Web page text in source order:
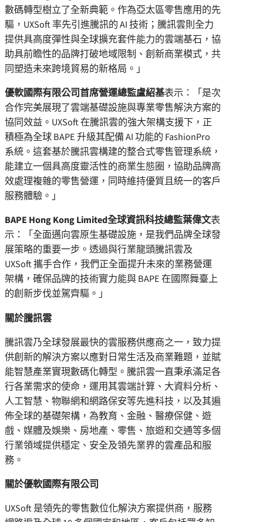
數碼轉型樹立了全新典範。作為亞太區零售應用的先
驅，UXSoft 率先引進騰訊的 AI 技術；騰訊雲則全力
提供具高度彈性與全球擴充套件能力的雲端基石，協
助具前瞻性的品牌打破地域限制、創新商業模式，共
同塑造未來跨境貿易的新格局。」
優軟國際有限公司首席營運總監盧紹基表示：「是次
合作完美展現了雲端基礎設施與專業零售解決方案的
協同效益。UXSoft 在騰訊雲的強大架構支援下，正
積極為全球 BAPE 升級其配備 AI 功能的 FashionPro
系統。這套基於騰訊雲構建的整合式零售管理系統，
能建立一個具高度靈活性的商業生態圈，協助品牌高
效處理複雜的零售營運，同時維持優質且統一的客戶
服務體驗。」
BAPE Hong Kong Limited全球資訊科技總監葉偉文表
示：「全面邁向雲原生基礎設施，是我們品牌全球發
展策略的重要一步。透過與行業龍頭騰訊雲及
UXSoft 攜手合作，我們正全面提升未來的業務營運
架構，確保品牌的技術實力能與 BAPE 在國際舞臺上
的創新步伐並駕齊驅。」
關於騰訊雲
騰訊雲乃全球發展最快的雲服務供應商之一，致力提
供創新的解決方案以應對日常生活及商業難題，並賦
能智慧產業實現數碼化轉型。騰訊雲一直秉承滿足各
行各業需求的使命，運用其雲端計算、大資料分析、
人工智慧、物聯網和網路保安等先進科技，以及其遍
佈全球的基礎架構，為教育、金融、醫療保健、遊
戲、媒體及娛樂、房地產、零售、旅遊和交通等多個
行業領域提供穩定、安全及領先業界的雲產品和服
務。
關於優軟國際有限公司
UXSoft 是領先的零售數位化解決方案提供商，服務